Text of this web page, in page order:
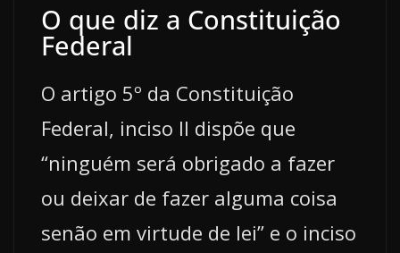
O que diz a Constituição
Federal
O artigo 5º da Constituição
Federal, inciso II dispõe que
“ninguém será obrigado a fazer
ou deixar de fazer alguma coisa
senão em virtude de lei” e o inciso